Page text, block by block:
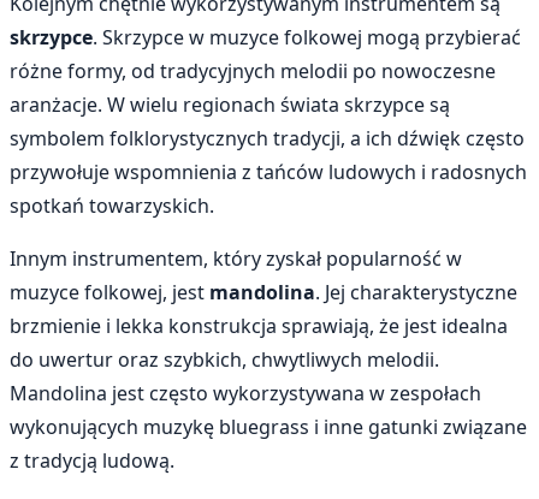
skrzypce. Skrzypce w muzyce folkowej mogą przybierać
różne formy, od tradycyjnych melodii po nowoczesne
aranżacje. W wielu regionach świata skrzypce są
symbolem folklorystycznych tradycji, a ich dźwięk często
przywołuje wspomnienia z tańców ludowych i radosnych
spotkań towarzyskich.
Innym instrumentem, który zyskał popularność w
muzyce folkowej, jest mandolina. Jej charakterystyczne
brzmienie i lekka konstrukcja sprawiają, że jest idealna
do uwertur oraz szybkich, chwytliwych melodii.
Mandolina jest często wykorzystywana w zespołach
wykonujących muzykę bluegrass i inne gatunki związane
z tradycją ludową.